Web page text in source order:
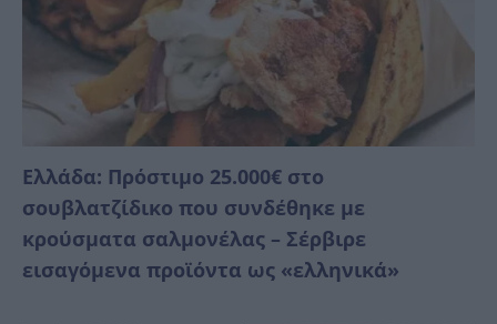
Ελλάδα: Πρόστιμο 25.000€ στο
σουβλατζίδικο που συνδέθηκε με
κρούσματα σαλμονέλας – Σέρβιρε
εισαγόμενα προϊόντα ως «ελληνικά»